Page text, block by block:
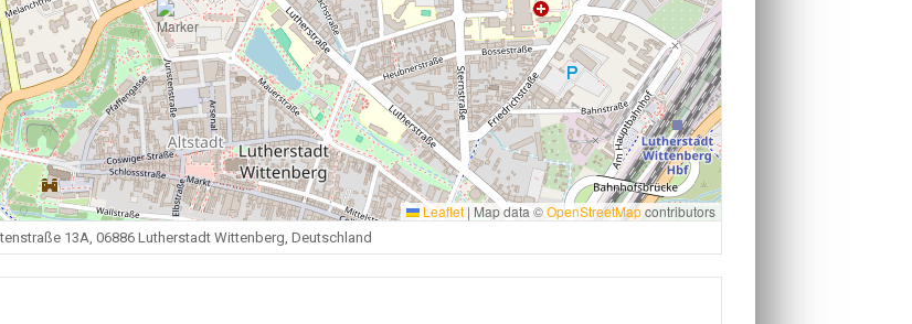
Leaflet | Map data ©OpenStreetMapcontributors
13A, 06886 Lutherstadt Wittenberg, Deutschland